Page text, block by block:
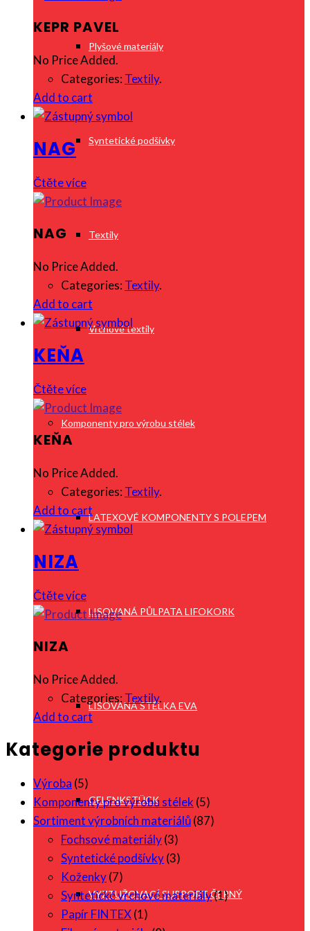
Plyšové materiály
Syntetické podšívky
Textily
Vrchové textily
Komponenty pro výrobu stélek
LATEXOVÉ KOMPONENTY S POLEPEM
LISOVANÁ PŮLPATA LIFOKORK
LISOVANÁ STÉLKA EVA
GELENKSTÜCK
VYZTUŽOVACÍ SUPPORT ČERNÝ
KEPR PAVEL
No Price Added.
Categories:Textily.
Add to cart
NAG
Čtěte více
NAG
No Price Added.
Categories:Textily.
Add to cart
KEŇA
Čtěte více
KEŇA
No Price Added.
Categories:Textily.
Add to cart
NIZA
Čtěte více
NIZA
No Price Added.
Categories:Textily.
Add to cart
Kategorie produktu
Výroba (5)
Komponenty pro výrobu stélek (5)
Sortiment výrobních materiálů(87)
Fochsové materiály(3)
Syntetické podšívky(3)
Koženky(7)
Syntetické vrchové materiály(1)
Papír FINTEX(1)